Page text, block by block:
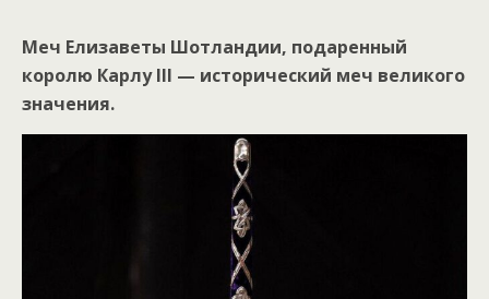
Меч Елизаветы Шотландии, подаренный
королю Карлу III — исторический меч великого
значения.